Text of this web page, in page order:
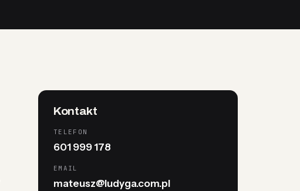
Kontakt
TELEFON
601 999 178
EMAIL
mateusz@ludyga.com.pl